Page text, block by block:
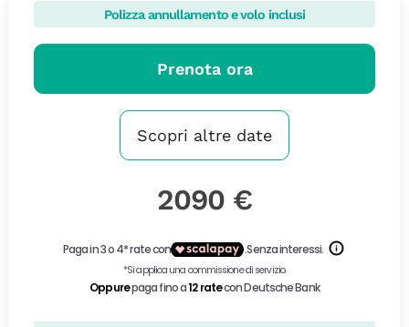
Polizza annullamento e volo inclusi
Prenota ora
Scopri altre date
2090 €